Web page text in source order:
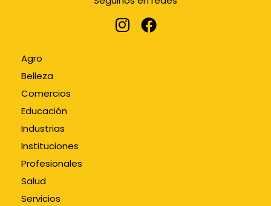
Agro
Belleza
Comercios
Educación
Industrias
Instituciones
Profesionales
Salud
Servicios